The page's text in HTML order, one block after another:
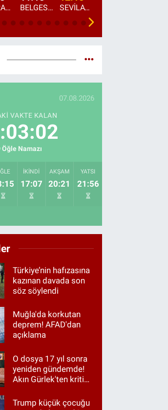
TOPRAKTAN SOFRAYA BELGESEL: "ÜLKE'NİN ALIN TERİ" SEVİLAY SUNGUR İLE ELİMİN BEREKETİ
07.08.2026
VAKTE KALAN
Öğle Namazı
İKINDI
17:07
AKŞAM
20:21
YATSI
21:56
Türkiye’nin hafızasına
kazınan davada son
söz söylendi
Muğla'da korkutan
deprem! AFAD'dan
açıklama
O dosya 17 yıl sonra
yeniden gündemde!
Akın Gürlek'ten kritik
Trump küçük çocuğu